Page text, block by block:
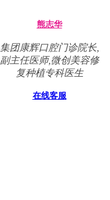
熊志华
集团康辉口腔门诊院长,
副主任医师,微创美容修
复种植专科医生
在线客服